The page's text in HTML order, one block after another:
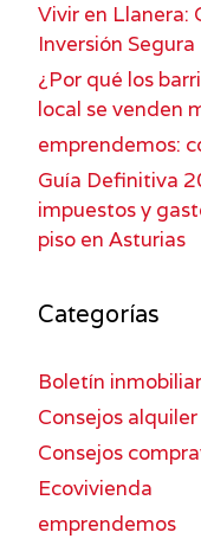
Vivir en Llanera:
Inversión Segura
¿Por qué los
local se venden
emprendemos:
Guía Definitiva
impuestos y
piso en Asturias
Categorías
Boletín
Consejos alquiler
Consejos
Ecovivienda
emprendemos